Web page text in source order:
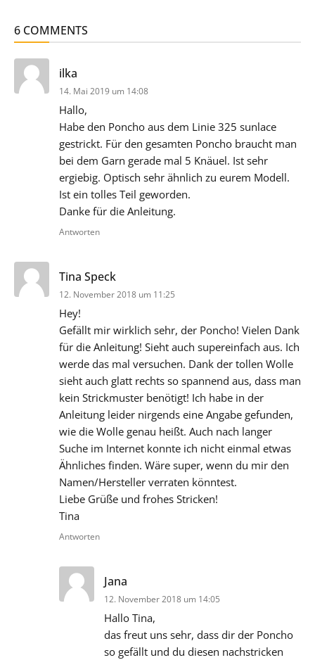
6 COMMENTS
ilka
14. Mai 2019 um 14:08
Hallo,
Habe den Poncho aus dem Linie 325 sunlace
gestrickt. Für den gesamten Poncho braucht man
bei dem Garn gerade mal 5 Knäuel. Ist sehr
ergiebig. Optisch sehr ähnlich zu eurem Modell.
Ist ein tolles Teil geworden.
Danke für die Anleitung.
Antworten
Tina Speck
12. November 2018 um 11:25
Hey!
Gefällt mir wirklich sehr, der Poncho! Vielen Dank
für die Anleitung! Sieht auch supereinfach aus. Ich
werde das mal versuchen. Dank der tollen Wolle
sieht auch glatt rechts so spannend aus, dass man
kein Strickmuster benötigt! Ich habe in der
Anleitung leider nirgends eine Angabe gefunden,
wie die Wolle genau heißt. Auch nach langer
Suche im Internet konnte ich nicht einmal etwas
Ähnliches finden. Wäre super, wenn du mir den
Namen/Hersteller verraten könntest.
Liebe Grüße und frohes Stricken!
Tina
Antworten
Jana
12. November 2018 um 14:05
Hallo Tina,
das freut uns sehr, dass dir der Poncho
so gefällt und du diesen nachstricken